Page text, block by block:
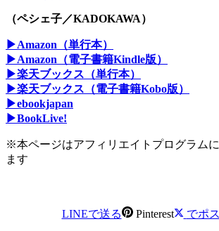
（ペシェ子／KADOKAWA）
▶Amazon（単行本）
▶Amazon（電子書籍Kindle版）
▶楽天ブックス（単行本）
▶楽天ブックス（電子書籍Kobo版）
▶ebookjapan
▶BookLive!
※本ページはアフィリエイトプログラム
ます
LINEで送る Pinterest でポ